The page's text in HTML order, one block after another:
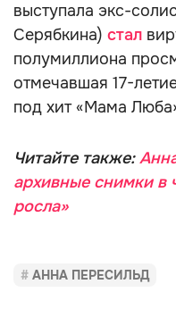
выступала экс-
Серябкина) стал
полумиллиона
отмечавшая 17-
под хит «Мама
Читайте также:
архивные снимки в
росла»
АННА ПЕРЕСИЛЬД